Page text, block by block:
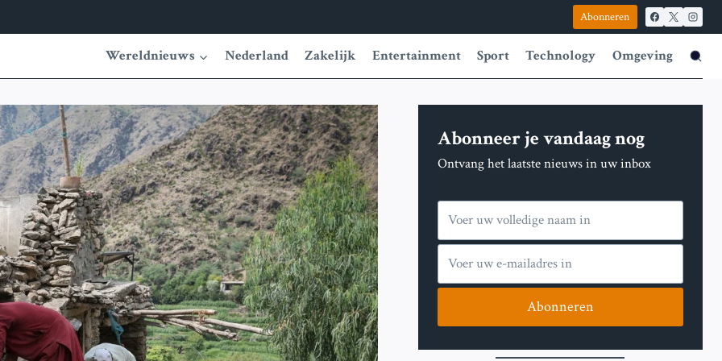
Abonneren
Wereldnieuws Nederland Zakelijk Entertainment Sport Technology Omgeving
Abonneer je vandaag nog
Ontvang het laatste nieuws in uw inbox
Abonneren